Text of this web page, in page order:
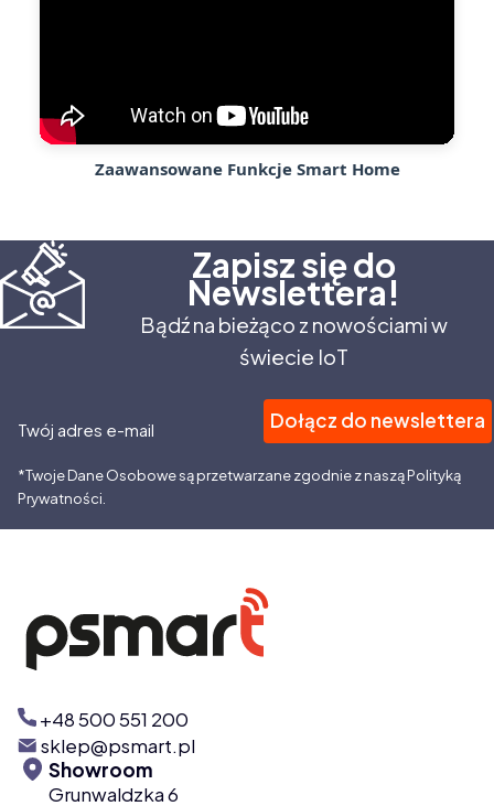
Zaawansowane Funkcje Smart Home
Zapisz się do
Newslettera!
Bądź na bieżąco z nowościami w
świecie IoT
Twój adres e-mail Dołącz do newslettera
*Twoje Dane Osobowe są przetwarzane zgodnie z naszą Polityką
Prywatności.
+48 500 551 200
sklep@psmart.pl
Showroom
Grunwaldzka 6